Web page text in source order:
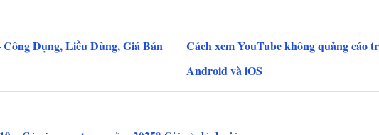
Dụng, Liều Dùng, Giá Bán
Cách xem YouTube không quảng cáo
Android và iOS